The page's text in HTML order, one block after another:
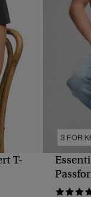
T-
3 FOR